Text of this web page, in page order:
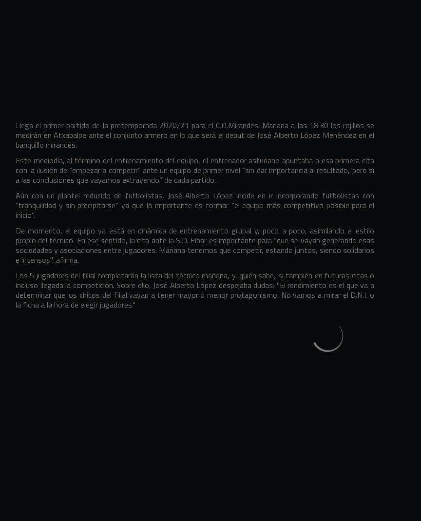
Llega el primer partido de la pretemporada 2020/21 para el C.D.Mirandés. Mañana a las 18:30 los rojillos se
medirán en Atxabalpe ante el conjunto armero en lo que será el debut de José Alberto López Menéndez en el
banquillo mirandés.
Este mediodía, al término del entrenamiento del equipo, el entrenador asturiano apuntaba a esa primera cita
con la ilusión de “empezar a competir” ante un equipo de primer nivel “sin dar importancia al resultado, pero si
a las conclusiones que vayamos extrayendo” de cada partido.
Aún con un plantel reducido de futbolistas, José Alberto López incide en ir incorporando futbolistas con
“tranquilidad y sin precipitarse” ya que lo importante es formar “el equipo más competitivo posible para el
inicio”.
De momento, el equipo ya está en dinámica de entrenamiento grupal y, poco a poco, asimilando el estilo
propio del técnico. En ese sentido, la cita ante la S.D. Eibar es importante para “que se vayan generando esas
sociedades y asociaciones entre jugadores. Mañana tenemos que competir, estando juntos, siendo solidarios
e intensos", afirma.
Los 5 jugadores del filial completarán la lista del técnico mañana, y, quién sabe, si también en futuras citas o
incluso llegada la competición. Sobre ello, José Alberto López despejaba dudas: "El rendimiento es el que va a
determinar que los chicos del filial vayan a tener mayor o menor protagonismo. No vamos a mirar el D.N.I. o
la ficha a la hora de elegir jugadores."